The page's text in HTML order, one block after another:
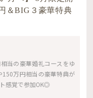
＆BIG３豪華特典
当の豪華婚礼コースをゆ
150万円相当の豪華特典が
感覚で参加OK◎